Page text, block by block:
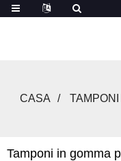
CASA
Tamponi in gomma